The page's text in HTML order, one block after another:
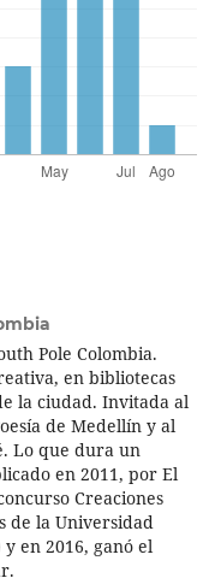
Pole Colombia.
en bibliotecas
la ciudad. Invitada al
de Medellín y al
Lo que dura un
en 2011, por El
Creaciones
de la Universidad
en 2016, ganó el